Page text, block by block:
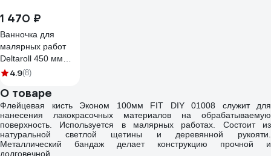
1 470 ₽
Ванночка для
малярных работ
Deltaroll 450 мм
T888450
4.9(8)
О товаре
Флейцевая кисть Эконом 100мм FIT DIY 01008 служит для
нанесения лакокрасочных материалов на обрабатываемую
поверхность. Используется в малярных работах. Состоит из
натуральной светлой щетины и деревянной рукояти.
Металлический бандаж делает конструкцию прочной и
долговечной.